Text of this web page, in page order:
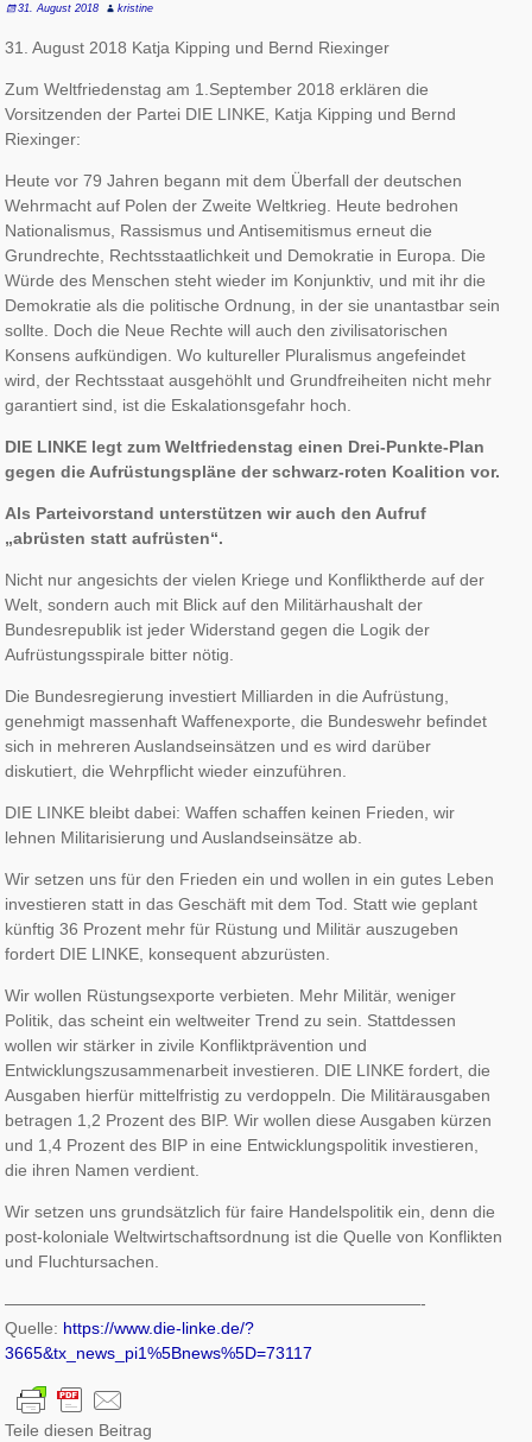
31. August 2018 kristine
31. August 2018 Katja Kipping und Bernd Riexinger
Zum Weltfriedenstag am 1.September 2018 erklären die
Vorsitzenden der Partei DIE LINKE, Katja Kipping und Bernd
Riexinger:
Heute vor 79 Jahren begann mit dem Überfall der deutschen
Wehrmacht auf Polen der Zweite Weltkrieg. Heute bedrohen
Nationalismus, Rassismus und Antisemitismus erneut die
Grundrechte, Rechtsstaatlichkeit und Demokratie in Europa. Die
Würde des Menschen steht wieder im Konjunktiv, und mit ihr die
Demokratie als die politische Ordnung, in der sie unantastbar sein
sollte. Doch die Neue Rechte will auch den zivilisatorischen
Konsens aufkündigen. Wo kultureller Pluralismus angefeindet
wird, der Rechtsstaat ausgehöhlt und Grundfreiheiten nicht mehr
garantiert sind, ist die Eskalationsgefahr hoch.
DIE LINKE legt zum Weltfriedenstag einen Drei-Punkte-Plan
gegen die Aufrüstungspläne der schwarz-roten Koalition vor.
Als Parteivorstand unterstützen wir auch den Aufruf
„abrüsten statt aufrüsten“.
Nicht nur angesichts der vielen Kriege und Konfliktherde auf der
Welt, sondern auch mit Blick auf den Militärhaushalt der
Bundesrepublik ist jeder Widerstand gegen die Logik der
Aufrüstungsspirale bitter nötig.
Die Bundesregierung investiert Milliarden in die Aufrüstung,
genehmigt massenhaft Waffenexporte, die Bundeswehr befindet
sich in mehreren Auslandseinsätzen und es wird darüber
diskutiert, die Wehrpflicht wieder einzuführen.
DIE LINKE bleibt dabei: Waffen schaffen keinen Frieden, wir
lehnen Militarisierung und Auslandseinsätze ab.
Wir setzen uns für den Frieden ein und wollen in ein gutes Leben
investieren statt in das Geschäft mit dem Tod. Statt wie geplant
künftig 36 Prozent mehr für Rüstung und Militär auszugeben
fordert DIE LINKE, konsequent abzurüsten.
Wir wollen Rüstungsexporte verbieten. Mehr Militär, weniger
Politik, das scheint ein weltweiter Trend zu sein. Stattdessen
wollen wir stärker in zivile Konfliktprävention und
Entwicklungszusammenarbeit investieren. DIE LINKE fordert, die
Ausgaben hierfür mittelfristig zu verdoppeln. Die Militärausgaben
betragen 1,2 Prozent des BIP. Wir wollen diese Ausgaben kürzen
und 1,4 Prozent des BIP in eine Entwicklungspolitik investieren,
die ihren Namen verdient.
Wir setzen uns grundsätzlich für faire Handelspolitik ein, denn die
post-koloniale Weltwirtschaftsordnung ist die Quelle von Konflikten
und Fluchtursachen.
—————————————————————————-
Quelle: https://www.die-linke.de/?
3665&tx_news_pi1%5Bnews%5D=73117
Teile diesen Beitrag